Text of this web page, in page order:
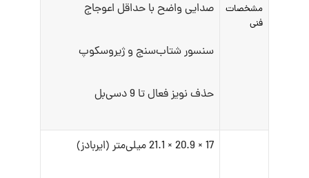
مشخصات
فنی
صدایی واضح با حداقل اعوجاج
سنسور شتاب‌سنج و ژیروسکوپ
حذف نویز فعال تا 9 دسی‌بل
17 × 20.9 × 21.1 میلی‌متر (ایربادز)